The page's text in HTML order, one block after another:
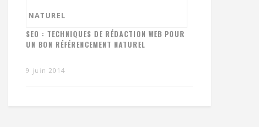
SEO : TECHNIQUES DE RÉDACTION WEB POUR
UN BON RÉFÉRENCEMENT NATUREL
9 juin 2014